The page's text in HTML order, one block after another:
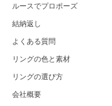
ルースでプロポーズ
結納返し
よくある質問
リングの色と素材
リングの選び方
会社概要